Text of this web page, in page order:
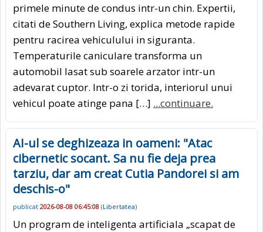
primele minute de condus intr-un chin. Expertii,
citati de Southern Living, explica metode rapide
pentru racirea vehiculului in siguranta.
Temperaturile caniculare transforma un
automobil lasat sub soarele arzator intr-un
adevarat cuptor. Intr-o zi torida, interiorul unui
vehicul poate atinge pana […] ...continuare.
AI-ul se deghizeaza in oameni: "Atac
cibernetic socant. Sa nu fie deja prea
tarziu, dar am creat Cutia Pandorei si am
deschis-o"
publicat 2026-08-08 06:45:08 (Libertatea)
Un program de inteligenta artificiala „scapat de